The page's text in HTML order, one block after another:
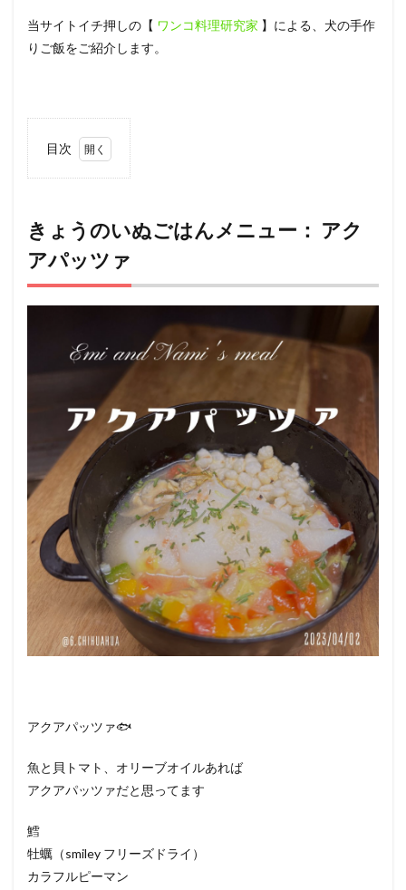
当サイトイチ押しの【 ワンコ料理研究家 】による、犬の手作
りご飯をご紹介します。
目次
いぬ
ごは
んメ
ニュ
ー：
アク
シピを
考案し
人：
ようこ
きょうのいぬごはんメニュー： アク
アパッツァ
アクアパッツァ🐟
魚と貝トマト、オリーブオイルあれば
アクアパッツァだと思ってます
鱈
牡蠣（smiley フリーズドライ）
カラフルピーマン